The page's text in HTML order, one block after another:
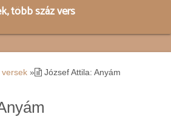
több száz vers
» József Attila: Anyám